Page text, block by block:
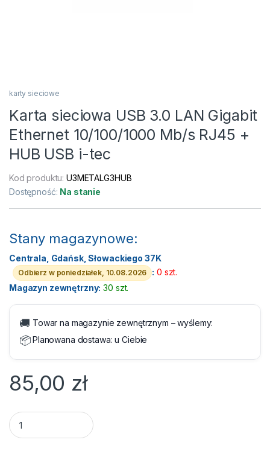
karty sieciowe
Karta sieciowa USB 3.0 LAN Gigabit
Ethernet 10/100/1000 Mb/s RJ45 +
HUB USB i-tec
Kod produktu:U3METALG3HUB
Dostępność: Na stanie
Stany magazynowe:
Centrala, Gdańsk, Słowackiego 37K
Odbierz w poniedziałek, 10.08.2026 : 0 szt.
Magazyn zewnętrzny: 30 szt.
🚚 Towar na magazynie zewnętrznym – wyślemy:
📦Planowana dostawa:u Ciebie
85,00 zł
Karta sieciowa USB 3.0 LAN Gigabit Ethernet 10/100/1000